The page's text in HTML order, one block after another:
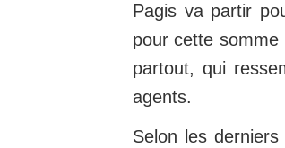
Pagis va partir
pour cette
partout, qui
agents.
Selon les